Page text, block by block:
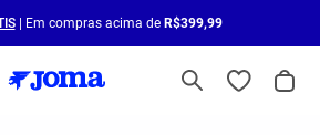
| Em compras acima de R$399,99